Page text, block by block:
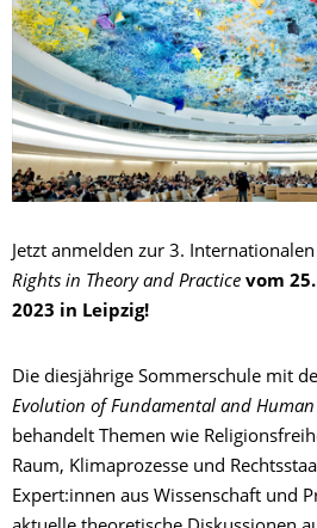
Jetzt anmelden zur 3.
Rights in Theory and Practice vom
2023 in Leipzig!
Die diesjährige Sommerschule mit
Evolution of Fundamental and
behandelt Themen wie
Raum, Klimaprozesse und
Expert:innen aus Wissenschaft und